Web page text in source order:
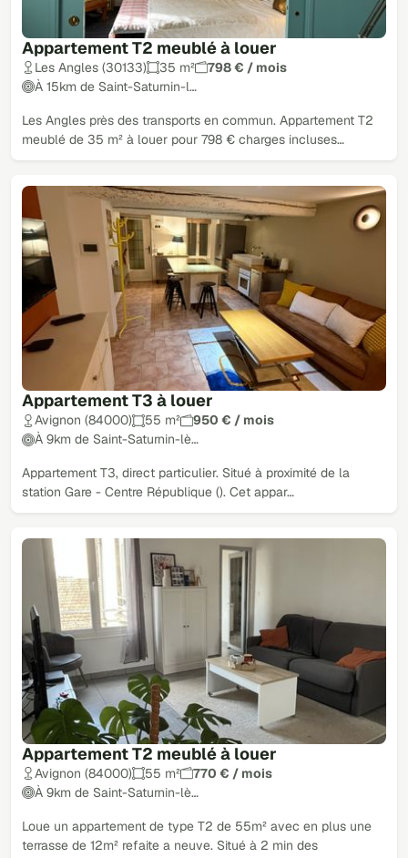
Appartement T2 meublé à louer
Les Angles (30133) 35 m²
798 € / mois
À 15km de Saint-Saturnin-l…
Les Angles près des transports en commun. Appartement T2
meublé de 35 m² à louer pour 798 € charges incluses…
Appartement T3 à louer
Avignon (84000) 55 m²
950 € / mois
À 9km de Saint-Saturnin-lè…
Appartement T3, direct particulier. Situé à proximité de la
station Gare - Centre République (). Cet appar…
Appartement T2 meublé à louer
Avignon (84000) 55 m²
770 € / mois
À 9km de Saint-Saturnin-lè…
Loue un appartement de type T2 de 55m² avec en plus une
terrasse de 12m² refaite a neuve. Situé à 2 min des